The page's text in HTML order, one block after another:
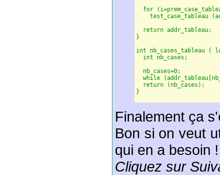
for
test_case_tableau
  return addr_tableau;
}
int nb_cases_tableau (
  int nb_cases;
  nb_cases=0;
while
  return (nb_cases);
Finalement ça
Bon si on veut
qui en a besoin
Cliquez sur